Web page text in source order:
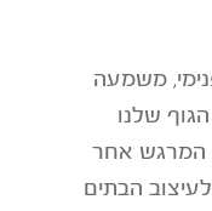
משמעה
שלנו
המרגש אחר
הבתים